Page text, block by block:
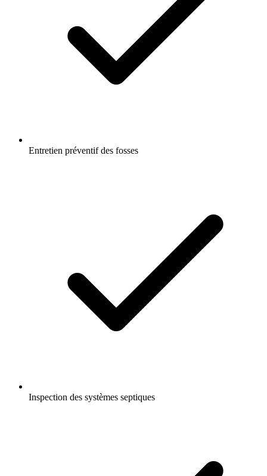
Entretien préventif des fosses
Inspection des systèmes septiques